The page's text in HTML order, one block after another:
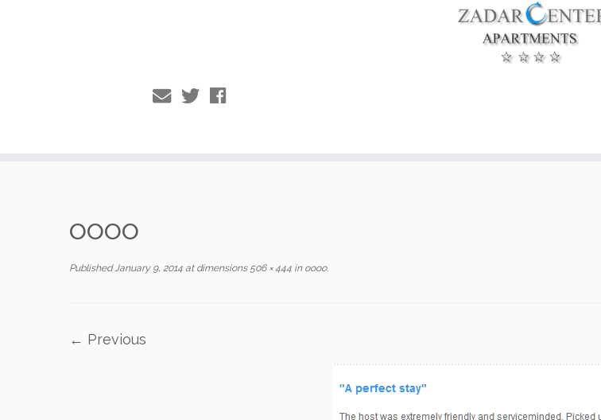
oooo
Published January 9, 2014 at dimensions506 × 444 inoooo.
← Previous